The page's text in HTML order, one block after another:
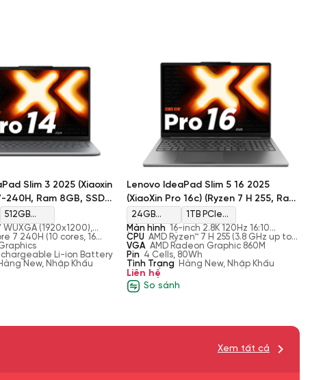
Slim 3 2025 (Xiaoxin
240H, Ram 8GB, SSD
Graphics, Màn 14'' FHD+)
512GB
PCIe
Gen4 M.2
SSD
WUXGA (1920x1200),
300nits, Antiglare, 16:10,
7 240H (10 cores, 16
up to 5.2 GHz, 24 MB
Li-ion Battery
New, Nhập Khẩu
Lenovo IdeaPad Slim 5 16 2025
(XiaoXin Pro 16c) (Ryzen 7 H 255, Ram
24GB, SSD 1TB, AMD Radeon 860M,
Màn 16'' 2.8K OLED 120Hz)
24GB
DDR5
4800MHz
1TB PCIe
Gen4 M.2
SSD
Màn hình 16-inch 2.8K 120Hz 16:10
(2880×1800), OLED, 120Hz ,600 nits, 100%
DCI-P3, HDR True Black 500
CPU AMD Ryzen™ 7 H 255 (3.8 GHz up to
4.9 GHz, 8 Cores, 16 Threads, 16MB
Cache)
VGA AMD Radeon Graphic 860M
Pin 4 Cells, 80Wh
Tình Trạng
Hàng New, Nhập Khẩu
Liên hệ
So sánh
Xem tất cả